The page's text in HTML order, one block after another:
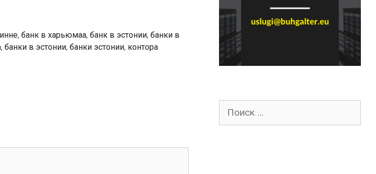
, банк в харьюмаа, банк в эстонии, банки в
, банки в эстонии, банки эстонии, контора
Поиск